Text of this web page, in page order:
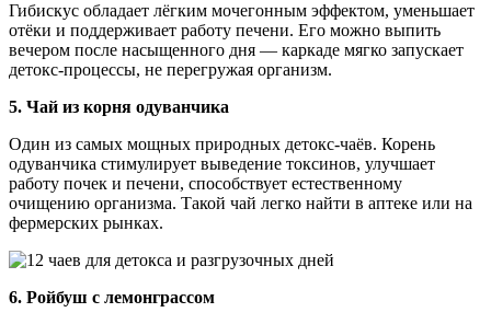
Гибискус обладает лёгким мочегонным эффектом, уменьшает
отёки и поддерживает работу печени. Его можно выпить
вечером после насыщенного дня — каркаде мягко запускает
детокс-процессы, не перегружая организм.
5. Чай из корня одуванчика
Один из самых мощных природных детокс-чаёв. Корень
одуванчика стимулирует выведение токсинов, улучшает
работу почек и печени, способствует естественному
очищению организма. Такой чай легко найти в аптеке или на
фермерских рынках.
6. Ройбуш с лемонграссом